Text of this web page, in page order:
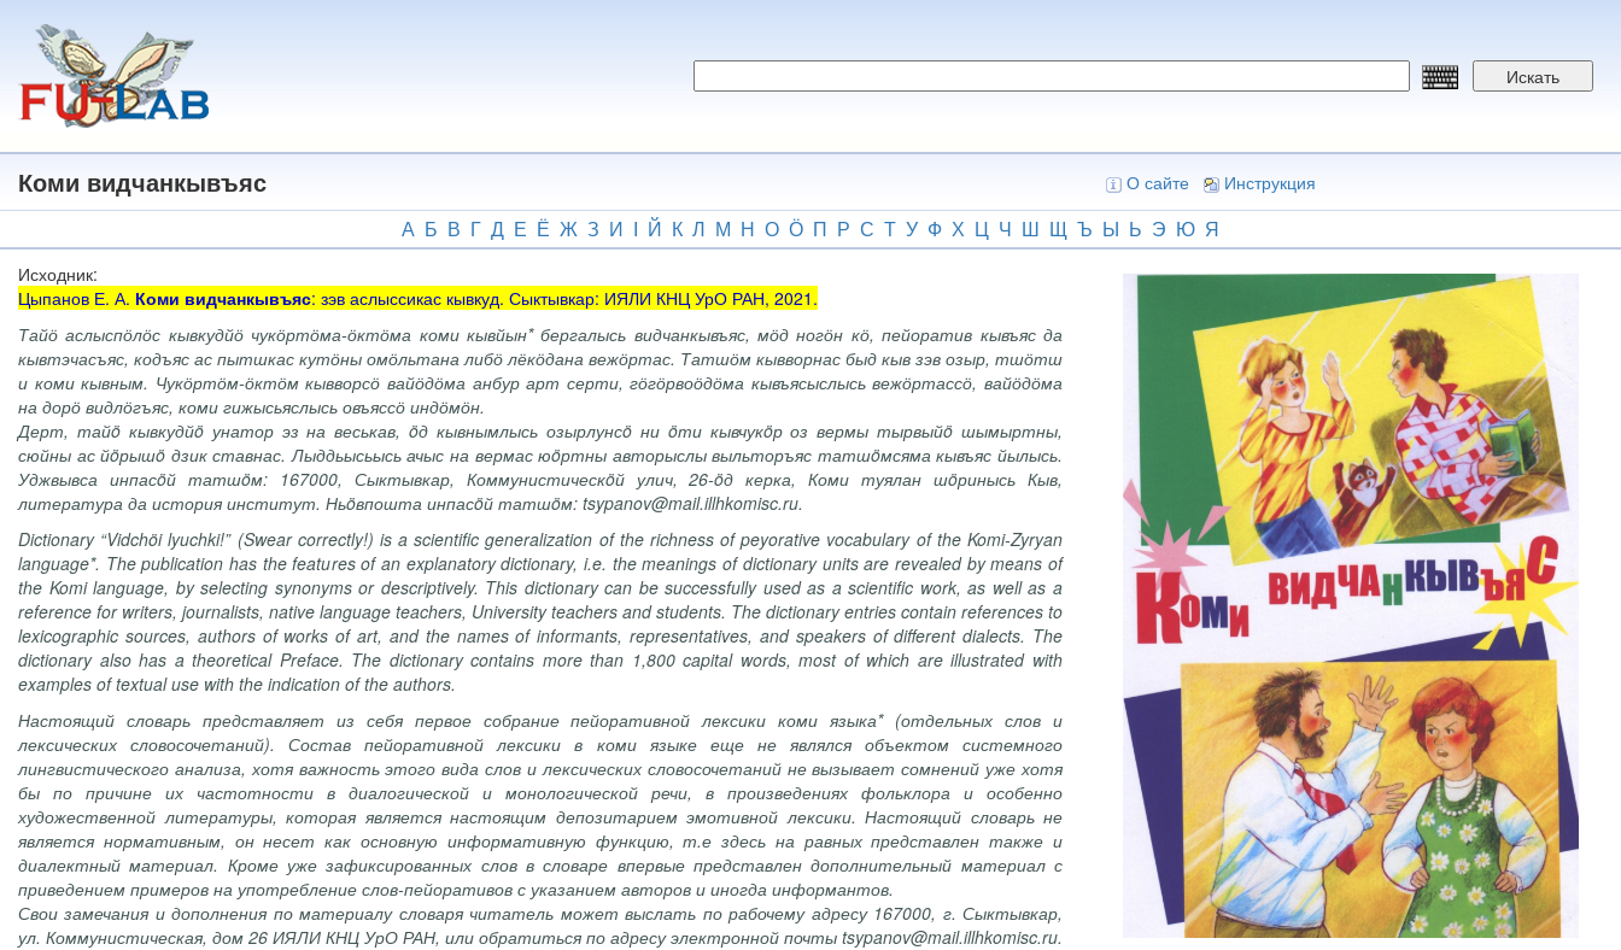
основному
содержанию
Искать
Коми видчанкывъяс О сайте Инструкция
А Б В Г Д Е Ё Ж З И І Й К Л М Н О Ӧ П Р С Т У Ф Х Ц Ч Ш Щ Ъ Ы Ь Э Ю Я
Исходник:
Цыпанов Е. А. Коми видчанкывъяс: зэв аслыссикас кывкуд. Сыктывкар: ИЯЛИ КНЦ УрО РАН, 2021.
Тайӧ аслыспӧлӧс кывкудйӧ чукӧртӧма-ӧктӧма коми кывйын* бергалысь видчанкывъяс, мӧд ногӧн кӧ, пейоратив кывъяс да
кывтэчасъяс, кодъяс ас пытшкас кутӧны омӧльтана либӧ лёкӧдана вежӧртас. Татшӧм кывворнас быд кыв зэв озыр, тшӧтш
и коми кывным. Чукӧртӧм-ӧктӧм кывворсӧ вайӧдӧма анбур арт серти, гӧгӧрвоӧдӧма кывъясыслысь вежӧртассӧ, вайӧдӧма
на дорӧ видлӧгъяс, коми гижысьяслысь овъяссӧ индӧмӧн.
Дерт, тайö кывкудйö унатор эз на веськав, öд кывнымлысь озырлунсö ни öти кывчукöр оз вермы тырвыйö шымыртны,
сюйны ас йöрышö дзик ставнас. Лыддьысьысь ачыс на вермас юöртны авторыслы выльторъяс татшöмсяма кывъяс йылысь.
Уджвывса инпасöй татшöм: 167000, Сыктывкар, Коммунистическöй улич, 26-öд керка, Коми туялан шöринысь Кыв,
литература да история институт. Ньöвпошта инпасöй татшöм: tsypanov@mail.illhkomisc.ru.
Dictionary “Vidchöi lyuchki!” (Swear correctly!) is a scientific generalization of the richness of peyorative vocabulary of the Komi-Zyryan
language*. The publication has the features of an explanatory dictionary, i.e. the meanings of dictionary units are revealed by means of
the Komi language, by selecting synonyms or descriptively. This dictionary can be successfully used as a scientific work, as well as a
reference for writers, journalists, native language teachers, University teachers and students. The dictionary entries contain references to
lexicographic sources, authors of works of art, and the names of informants, representatives, and speakers of different dialects. The
dictionary also has a theoretical Preface. The dictionary contains more than 1,800 capital words, most of which are illustrated with
examples of textual use with the indication of the authors.
Настоящий словарь представляет из себя первое собрание пейоративной лексики коми языка* (отдельных слов и
лексических словосочетаний). Состав пейоративной лексики в коми языке еще не являлся объектом системного
лингвистического анализа, хотя важность этого вида слов и лексических словосочетаний не вызывает сомнений уже хотя
бы по причине их частотности в диалогической и монологической речи, в произведениях фольклора и особенно
художественной литературы, которая является настоящим депозитарием эмотивной лексики. Настоящий словарь не
является нормативным, он несет как основную информативную функцию, т.е здесь на равных представлен также и
диалектный материал. Кроме уже зафиксированных слов в словаре впервые представлен дополнительный материал с
приведением примеров на употребление слов-пейоративов с указанием авторов и иногда информантов.
Свои замечания и дополнения по материалу словаря читатель может выслать по рабочему адресу 167000, г. Сыктывкар,
ул. Коммунистическая, дом 26 ИЯЛИ КНЦ УрО РАН, или обратиться по адресу электронной почты tsypanov@mail.illhkomisc.ru.